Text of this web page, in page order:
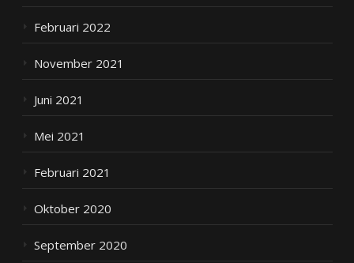
Februari 2022
November 2021
Juni 2021
Mei 2021
Februari 2021
Oktober 2020
September 2020